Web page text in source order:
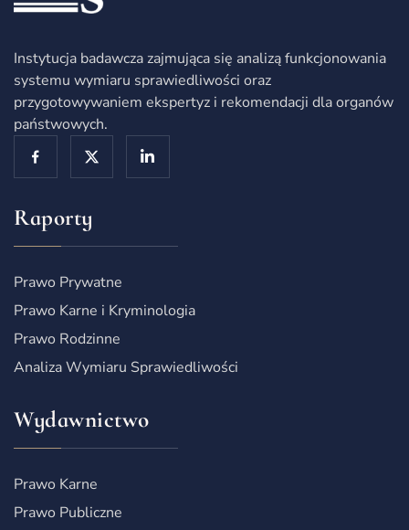
Instytucja badawcza zajmująca się analizą funkcjonowania
systemu wymiaru sprawiedliwości oraz
przygotowywaniem ekspertyz i rekomendacji dla organów
państwowych.
Raporty
Prawo Prywatne
Prawo Karne i Kryminologia
Prawo Rodzinne
Analiza Wymiaru Sprawiedliwości
Wydawnictwo
Prawo Karne
Prawo Publiczne